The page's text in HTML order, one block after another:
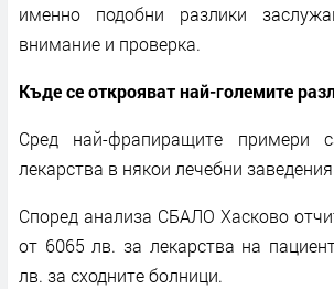
именно подобни разлики
внимание и проверка.
Къде се открояват най-големите
Сред най-фрапиращите примери
лекарства в някои лечебни
Според анализа СБАЛО Хасково
от 6065 лв. за лекарства на
лв. за сходните болници.